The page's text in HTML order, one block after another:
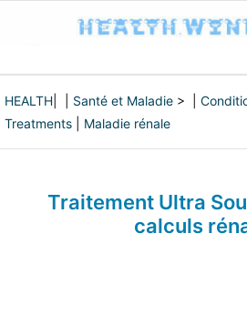
HEALTH Santé et Maladie > |
Treatments
Maladie rénale
Traitement Ultra
calculs